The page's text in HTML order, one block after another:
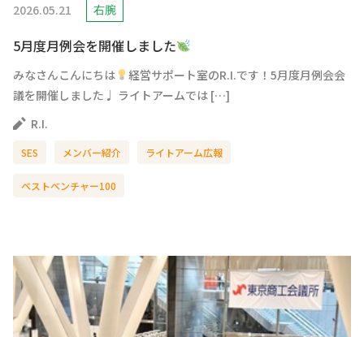
2026.05.21 右腕
5月度月例会を開催しました
みなさんこんにちは
経営サポート室のR.I.です！5月度月例会会
議を開催しました♩ ライトアームでは […]
R.I.
SES メンバー紹介 ライトアーム広報
ベストベンチャー100